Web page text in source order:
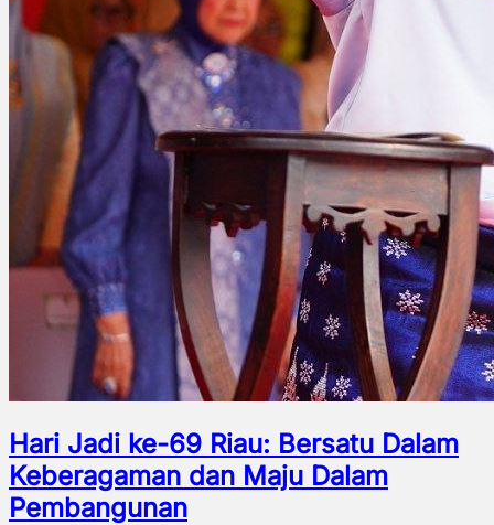
Hari Jadi ke-69 Riau: Bersatu Dalam
Keberagaman dan Maju Dalam
Pembangunan